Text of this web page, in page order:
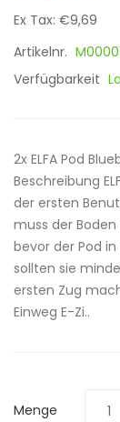
Ex Tax: €9,69
Artikelnr.
Verfügbarkeit
2x ELFA Pod
Beschreibung
der ersten
muss der
bevor der Pod
sollten sie
ersten Zug
Einweg E-Zi..
Menge